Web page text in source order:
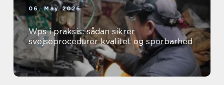
06. May 2026
Wps i praksis: sådan sikrer
svejseprocedurer kvalitet og sporbarhed